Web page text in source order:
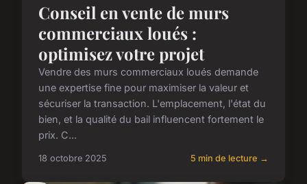
Conseil en vente de murs
commerciaux loués :
optimisez votre projet
Vendre des murs commerciaux loués demande
une expertise fine pour maximiser la valeur et
sécuriser la transaction. L'emplacement, l'état du
bien, et la qualité du bail influencent fortement le
prix. C...
18 octobre 2025 5 min de lecture →